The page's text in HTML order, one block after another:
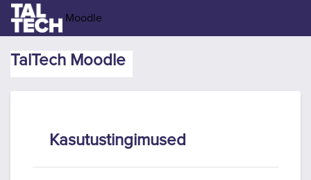
Jäta vahele peasisuni
Moodle
TalTech Moodle
Kasutustingimused